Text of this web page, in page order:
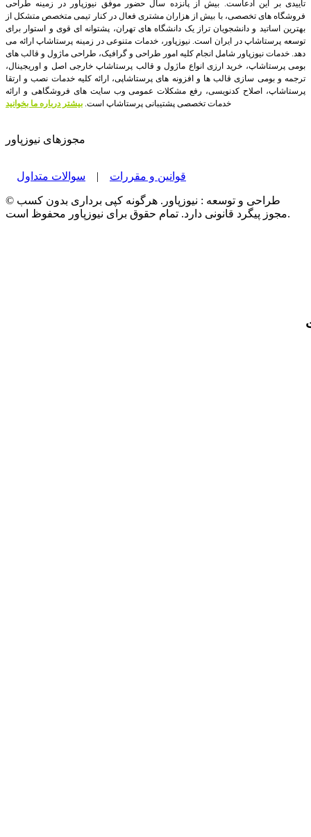
تاییدی بر این ادعاست. بیش از پانزده سال حضور موفق نیوزپاور در زمینه طراحی
فروشگاه های تخصصی، با بیش از هزاران مشتری فعال در کنار تیمی متخصص متشکل از
بهترین اساتید و دانشجویان تراز یک دانشگاه های تهران، پشتوانه ای قوی و استوار برای
توسعه پرستاشاپ در ایران است.نیوزپاور، خدمات متنوعی در زمینه پرستاشاپ ارائه می
دهد. خدمات نیوزپاور شامل انجام کلیه امور طراحی و گرافیک، طراحی ماژول و قالب های
بومی پرستاشاپ، خرید ارزی انواع ماژول و قالب پرستاشاپ خارجی اصل و اوریجینال،
ترجمه و بومی سازی قالب ها و افزونه های پرستاشاپی، ارائه کلیه خدمات نصب و ارتقا
پرستاشاپ، اصلاح کدنویسی، رفع مشکلات عمومی وب سایت های فروشگاهی و ارائه
خدمات تخصصی پشتیبانی پرستاشاپ است. بیشتر درباره ما بخوانید
مجوزهای نیوزپاور
قوانین و مقررات | سوالات متداول
© طراحی و توسعه : نیوزپاور. هرگونه کپی برداری بدون کسب
مجوز پیگرد قانونی دارد. تمام حقوق برای نیوزپاور محفوظ است.